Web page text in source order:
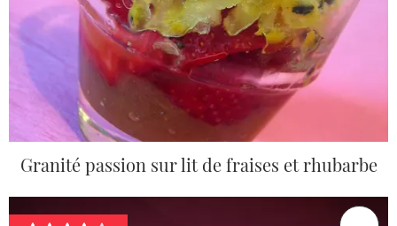
Granité passion sur lit de fraises et rhubarbe